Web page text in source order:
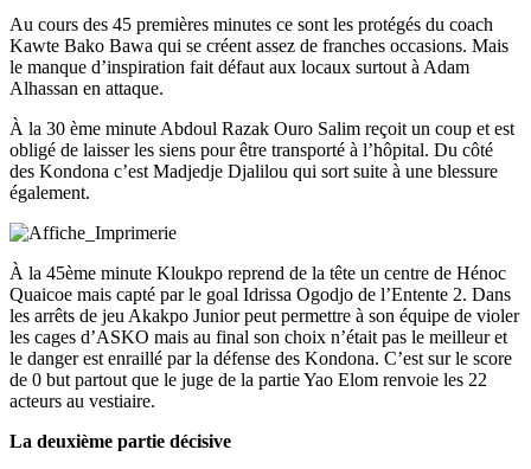
Au cours des 45 premières minutes ce sont les protégés du coach
Kawte Bako Bawa qui se créent assez de franches occasions. Mais
le manque d’inspiration fait défaut aux locaux surtout à Adam
Alhassan en attaque.
À la 30 ème minute Abdoul Razak Ouro Salim reçoit un coup et est
obligé de laisser les siens pour être transporté à l’hôpital. Du côté
des Kondona c’est Madjedje Djalilou qui sort suite à une blessure
également.
À la 45ème minute Kloukpo reprend de la tête un centre de Hénoc
Quaicoe mais capté par le goal Idrissa Ogodjo de l’Entente 2. Dans
les arrêts de jeu Akakpo Junior peut permettre à son équipe de violer
les cages d’ASKO mais au final son choix n’était pas le meilleur et
le danger est enraillé par la défense des Kondona. C’est sur le score
de 0 but partout que le juge de la partie Yao Elom renvoie les 22
acteurs au vestiaire.
La deuxième partie décisive